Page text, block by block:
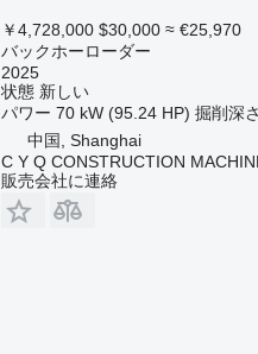
￥4,728,000 $30,000 ≈ €25,970
バックホーローダー
2025
状態新しい
パワー 70 kW (95.24 HP) 掘削深さ
中国, Shanghai
C Y Q CONSTRUCTION
販売会社に連絡